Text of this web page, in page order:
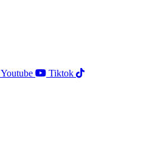
Youtube Tiktok